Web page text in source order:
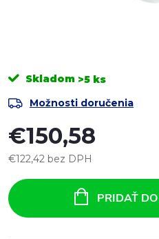
Skladom >5 ks
Možnosti doručenia
€150,58
€122,42 bez DPH
cena:
PRIDAŤ